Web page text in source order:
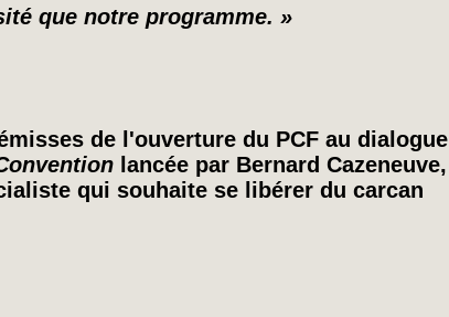
que notre programme. »
de l'ouverture du PCF au dialogue
lancée par Bernard Cazeneuve,
qui souhaite se libérer du carcan